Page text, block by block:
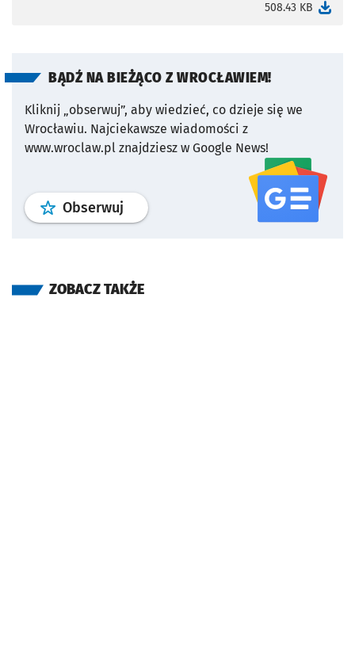
508.43 KB
BĄDŹ NA BIEŻĄCO Z WROCŁAWIEM!
Kliknij „obserwuj”, aby wiedzieć, co dzieje się we
Wrocławiu. Najciekawsze wiadomości z
www.wroclaw.pl znajdziesz w Google News!
Obserwuj profil serwisu
ZOBACZ TAKŻE